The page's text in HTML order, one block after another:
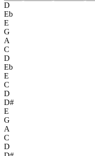
D
Eb
E
G
A
C
D
Eb
E
C
D
D#
E
G
A
C
D